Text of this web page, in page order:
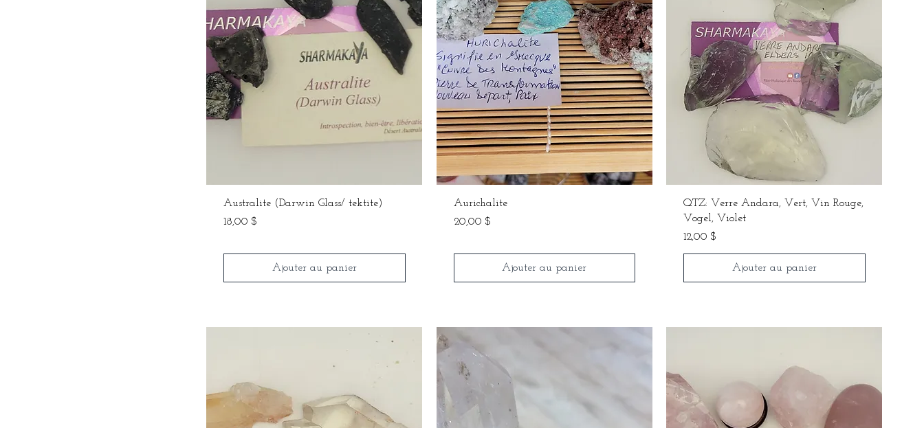
Australite (Darwin Glass/ tektite)
Prix
18,00 $
Ajouter au panier
Aurichalite
Prix
20,00 $
Ajouter au panier
QTZ: Verre Andara, Vert, Vin Rouge,
Vogel, Violet
Prix
12,00 $
Ajouter au panier